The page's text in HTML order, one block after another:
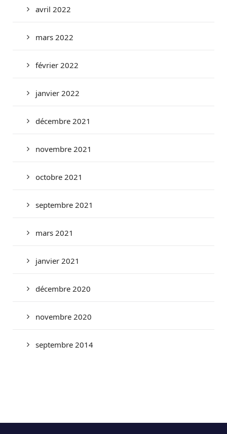
avril 2022
mars 2022
février 2022
janvier 2022
décembre 2021
novembre 2021
octobre 2021
septembre 2021
mars 2021
janvier 2021
décembre 2020
novembre 2020
septembre 2014